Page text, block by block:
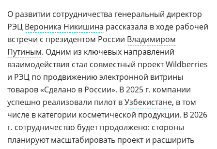
О развитии сотрудничества генеральный директор
РЭЦ Вероника Никишина рассказала в ходе рабочей
встречи с президентом России Владимиром
Путиным. Одним из ключевых направлений
взаимодействия стал совместный проект Wildberries
и РЭЦ по продвижению электронной витрины
товаров «Сделано в России». В 2025 г. компании
успешно реализовали пилот вУзбекистане, в том
числе в категории косметической продукции. В 2026
г. сотрудничество будет продолжено: стороны
планируют масштабировать проект и расширить